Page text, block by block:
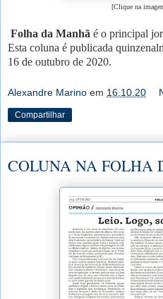
[Clique na
Folha da Manhã é o principal
Esta coluna é publicada
16 de outubro de 2020.
Alexandre Marino em 16.10.20
Compartilhar
COLUNA NA FOLHA